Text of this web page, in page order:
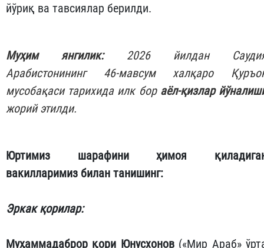
йўриқ ва тавсиялар берилди.
Муҳим янгилик:2026 йилдан
Арабистонининг 46-мавсум халқаро
мусобақаси тарихида илк бор аёл-қизлар
жорий этилди.
Юртимиз шарафини ҳимоя
вакилларимиз билан танишинг:
Эркак қорилар:
Муҳаммадаброр қори Юнусхонов(«Мир Араб»